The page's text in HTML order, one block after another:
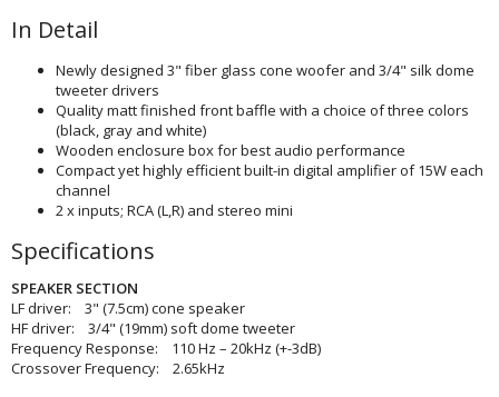
In Detail
Newly designed 3" fiber glass cone woofer and 3/4" silk dome
tweeter drivers
Quality matt finished front baffle with a choice of three colors
(black, gray and white)
Wooden enclosure box for best audio performance
Compact yet highly efficient built-in digital amplifier of 15W each
channel
2 x inputs; RCA (L,R) and stereo mini
Specifications
SPEAKER SECTION
LF driver: 3" (7.5cm) cone speaker
HF driver: 3/4" (19mm) soft dome tweeter
Frequency Response: 110 Hz – 20kHz (+-3dB)
Crossover Frequency: 2.65kHz